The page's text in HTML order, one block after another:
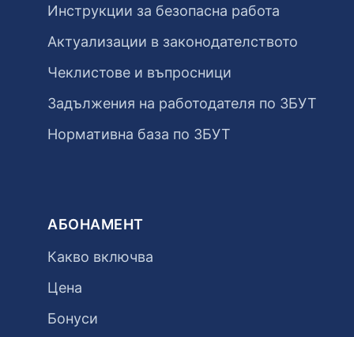
Инструкции за безопасна работа
Актуализации в законодателството
Чеклистове и въпросници
Задължения на работодателя по ЗБУТ
Нормативна база по ЗБУТ
АБОНАМЕНТ
Какво включва
Цена
Бонуси